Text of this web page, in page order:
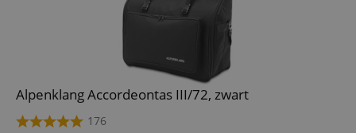
Alpenklang Accordeontas III/72, zwart
176